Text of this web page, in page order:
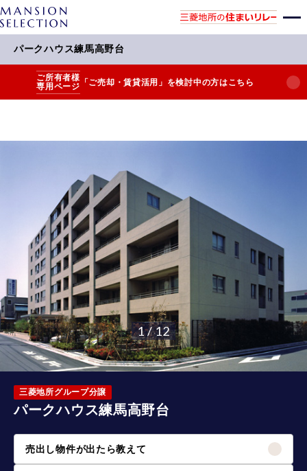
パークハウス練馬高野台
ご所有者様
専用ページ 「ご売却・賃貸活用」を検討中の方はこちら
1 / 12
三菱地所グループ分譲
パークハウス練馬高野台
売出し物件が出たら教えて